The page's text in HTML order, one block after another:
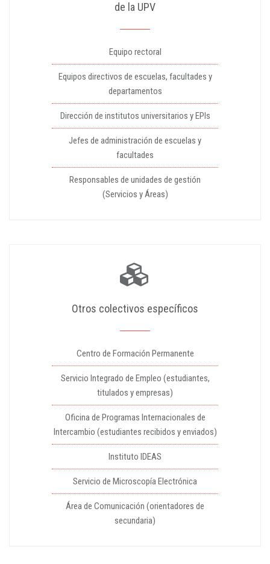
de la UPV
Equipo rectoral
Equipos directivos de escuelas, facultades y
departamentos
Dirección de institutos universitarios y EPIs
Jefes de administración de escuelas y
facultades
Responsables de unidades de gestión
(Servicios y Áreas)
Otros colectivos específicos
Centro de Formación Permanente
Servicio Integrado de Empleo (estudiantes,
titulados y empresas)
Oficina de Programas Internacionales de
Intercambio (estudiantes recibidos y enviados)
Instituto IDEAS
Servicio de Microscopía Electrónica
Área de Comunicación (orientadores de
secundaria)